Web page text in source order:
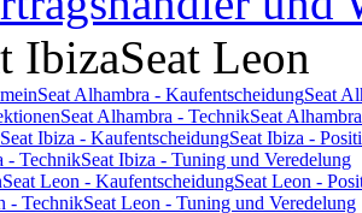
IbizaSeat Leon
Seat Alhambra - KaufentscheidungSeat
Seat Alhambra - TechnikSeat
Seat Ibiza - KaufentscheidungSeat Ibiza -
- TechnikSeat Ibiza - Tuning und Veredelung
Seat Leon - KaufentscheidungSeat Leon -
- TechnikSeat Leon - Tuning und Veredelung